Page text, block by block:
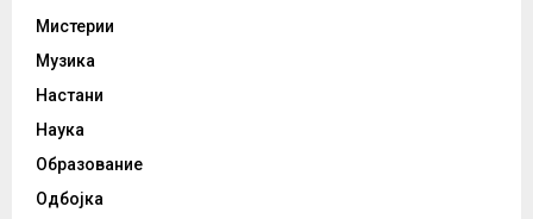
Мистерии
Музика
Настани
Наука
Образование
Одбојка